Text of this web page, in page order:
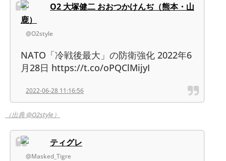
O2 大塚健二 おおつかけんぢ（熊本・山
鹿）
@O2style
NATO「冷戦後最大」の防衛強化 2022年6
月28日 https://t.co/oPQClMijyI
2022-06-28 11:16:56
（出典 @O2style）
ティグレ
@Masked_Tigre